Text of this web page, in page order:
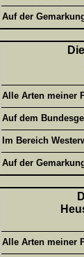
Auf der
Alle Arten meiner
Auf dem
Im Bereich
Auf der
Alle Arten meiner